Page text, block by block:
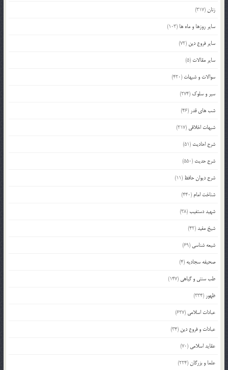
زنان(317)
سایر روزها و ماه ها (103)
سایر فروع دین (72)
سایر مقالات (5)
سوالات و شبهات (420)
سیر و سلوک (274)
شب های قدر (46)
شبهات اخلاقی (217)
شرح احادیث (51)
شرح حدیث (550)
شرح دیوان حافظ (11)
شناخت امام (440)
شهید دستغیب(38)
شیخ مفید(42)
شیعه شناسی (69)
صحیفه سجادیه (4)
طب سنتی و گیاهی (147)
ظهور (334)
عبادات اسلامی (627)
عبادات و فروع دین (34)
عقاید اسلامی (70)
علما و بزرگان(224)